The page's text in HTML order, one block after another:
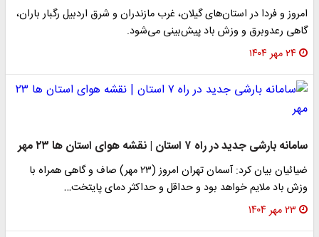
امروز و فردا در استان‌های گیلان، غرب مازندران و شرق اردبیل رگبار باران،
گاهی رعدوبرق و وزش باد پیش‌بینی می‌شود.
۲۴ مهر ۱۴۰۴
سامانه بارشی جدید در راه ۷ استان | نقشه هوای استان ها ۲۳ مهر
ضیائیان بیان کرد: آسمان تهران امروز (۲۳ مهر) صاف و گاهی همراه با
وزش باد ملایم خواهد بود و حداقل و حداکثر دمای پایتخت…
۲۳ مهر ۱۴۰۴